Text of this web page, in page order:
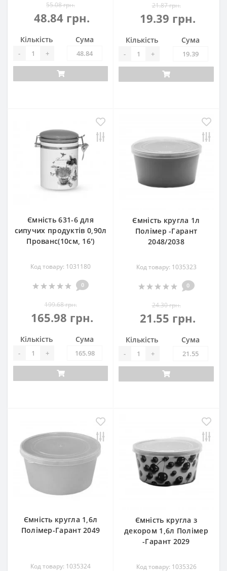
55.08 грн.
48.84 грн.
Кількість
- +
Сума
21.87 грн.
19.39 грн.
Кількість
- +
Сума
Ємність 631-6 для
сипучих продуктів 0,90л
Прованс(10см, 16')
Код товару: 1031180
0
199.68 грн.
165.98 грн.
Кількість
- +
Сума
Ємність кругла 1л
Полімер -Гарант
2048/2038
Код товару: 1035323
0
24.30 грн.
21.55 грн.
Кількість
- +
Сума
Ємність кругла 1,6л
Полімер-Гарант 2049
Код товару: 1035324
Ємність кругла з
декором 1,6л Полімер
-Гарант 2029
Код товару: 1035326